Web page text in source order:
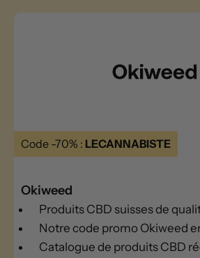
Code -70% : LECANNABISTE
Okiweed
Produits CBD suisses de
Notre code promo Okiweed
Catalogue de produits CBD